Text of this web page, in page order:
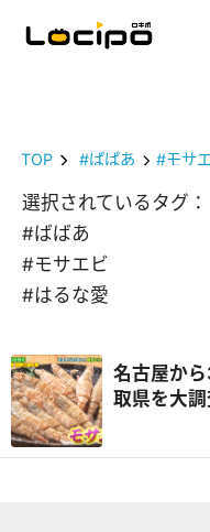
TOP #ばばあ #モサ
選択されているタグ：
#ばばあ
#モサエビ
#はるな愛
名古屋か
取県を大